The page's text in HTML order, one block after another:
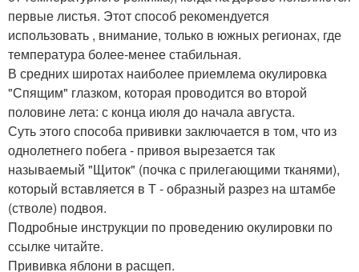
первые листья. Этот способ рекомендуется
использовать , внимание, только в южных регионах, где
температура более-менее стабильная.
В средних широтах наиболее приемлема окулировка
"Спящим" глазком, которая проводится во второй
половине лета: с конца июля до начала августа.
Суть этого способа прививки заключается в том, что из
однолетнего побега - привоя вырезается так
называемый "Щиток" (почка с прилегающими тканями),
который вставляется в Т - образный разрез на штамбе
(стволе) подвоя.
Подробные инструкции по проведению окулировки по
ссылке читайте.
Прививка яблони в расщеп.